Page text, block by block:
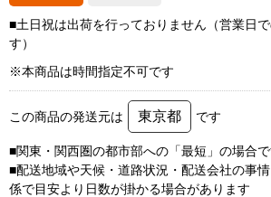
■土日祝は出荷を行っておりません（営業日
す）
※本商品は時間指定不可です
この商品の発送元は 東京都 です
■関東・関西圏の都市部への「最短」の場合
■配送地域や天候・道路状況・配送会社の事
係で目安より日数が掛かる場合があります